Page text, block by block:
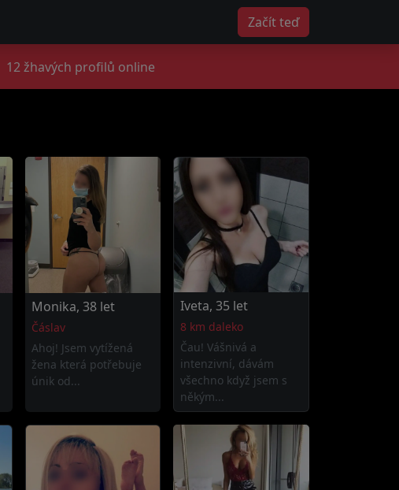
Začít teď
12 žhavých profilů online
Monika, 38 let
Čáslav
Ahoj! Jsem vytížená
žena která potřebuje
únik od...
Iveta, 35 let
8 km daleko
Čau! Vášnivá a
intenzivní, dávám
všechno když jsem s
někým...